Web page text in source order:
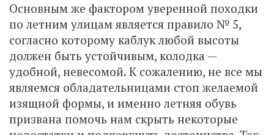
Основным же фактором уверенной походки
по летним улицам является правило № 5,
согласно которому каблук любой высоты
должен быть устойчивым, колодка —
удобной, невесомой. К сожалению, не все мы
являемся обладательницами стоп желаемой
изящной формы, и именно летняя обувь
призвана помочь нам скрыть некоторые